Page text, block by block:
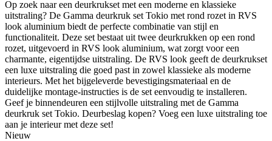
Op zoek naar een deurkrukset met een moderne en klassieke
uitstraling? De Gamma deurkruk set Tokio met rond rozet in RVS
look aluminium biedt de perfecte combinatie van stijl en
functionaliteit. Deze set bestaat uit twee deurkrukken op een rond
rozet, uitgevoerd in RVS look aluminium, wat zorgt voor een
charmante, eigentijdse uitstraling. De RVS look geeft de deurkrukset
een luxe uitstraling die goed past in zowel klassieke als moderne
interieurs. Met het bijgeleverde bevestigingsmateriaal en de
duidelijke montage-instructies is de set eenvoudig te installeren.
Geef je binnendeuren een stijlvolle uitstraling met de Gamma
deurkruk set Tokio. Deurbeslag kopen? Voeg een luxe uitstraling toe
aan je interieur met deze set!
Nieuw